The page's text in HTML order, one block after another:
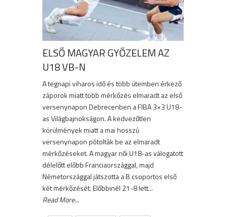
ELSŐ MAGYAR GYŐZELEM AZ
U18 VB-N
A tegnapi viharos idő és több ütemben érkező
záporok miatt több mérkőzés elmaradt az első
versenynapon Debrecenben a FIBA 3×3 U18-
as Világbajnokságon. A kedvezőtlen
körülmények miatt a mai hosszú
versenynapon pótolták be az elmaradt
mérkőzéseket. A magyar női U18-as válogatott
délelőtt előbb Franciaországgal, majd
Németországgal játszotta a B csoportos első
két mérkőzését. Előbbinél 21-8 lett...
Read More...